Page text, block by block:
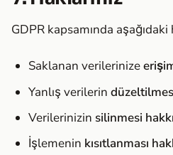
GDPR kapsamında
Saklanan verilerinize
Yanlış verilerin
Verilerinizin silinmesi hakkı
İşlemenin kısıtlanması